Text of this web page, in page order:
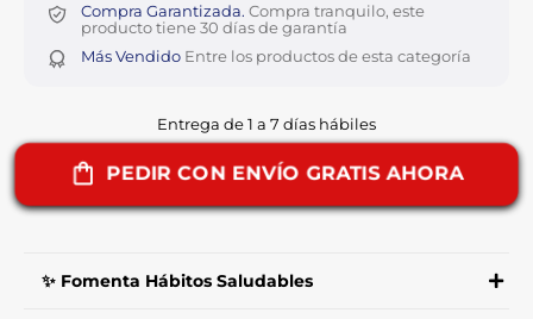
Compra Garantizada. Compra tranquilo, este
producto tiene 30 días de garantía
Más Vendido Entre los productos de esta categoría
Entrega de 1 a 7 días hábiles
PEDIR CON ENVÍO GRATIS AHORA
✨ Fomenta Hábitos Saludables